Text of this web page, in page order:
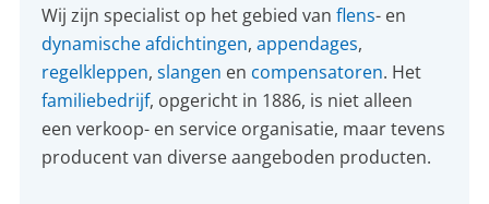
Wij zijn specialist op het gebied vanflens- en
dynamische afdichtingen,appendages,
regelkleppen,slangen en compensatoren. Het
familiebedrijf, opgericht in 1886, is niet alleen
een verkoop- en service organisatie, maar tevens
producent van diverse aangeboden producten.